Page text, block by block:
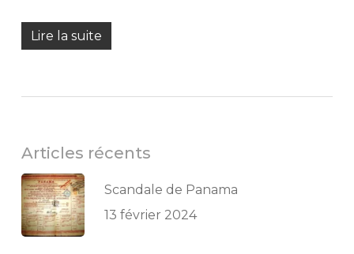
Lire la suite
Articles récents
Scandale de Panama
13 février 2024